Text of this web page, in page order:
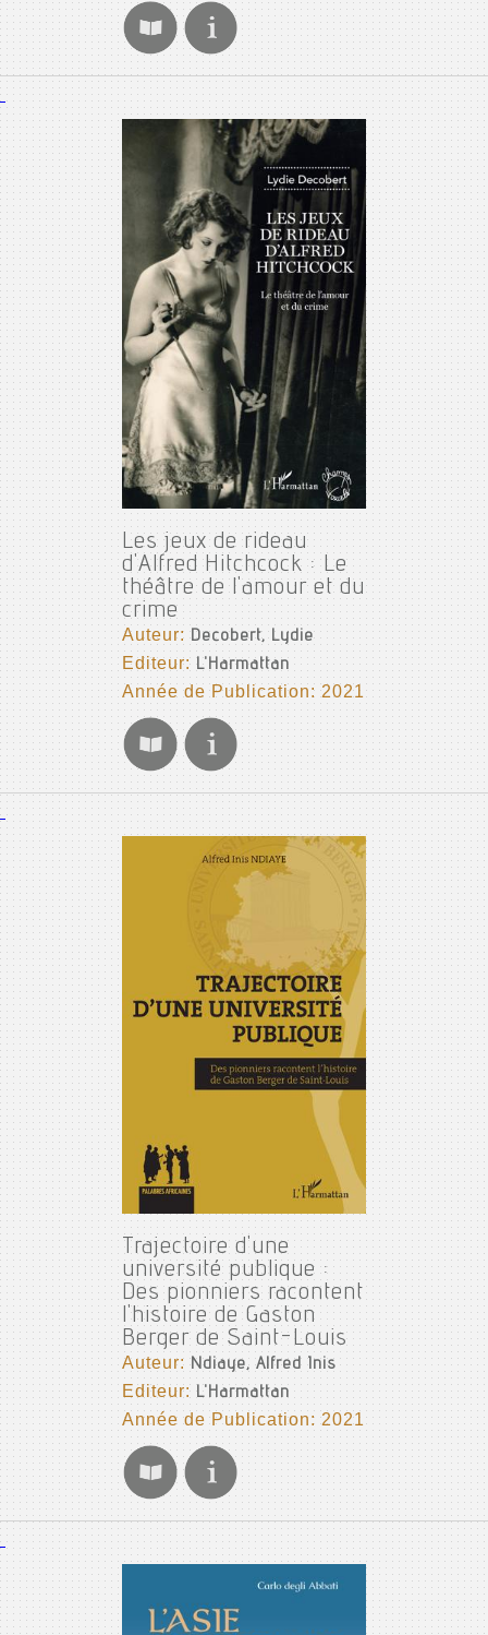
Les jeux de rideau
d'Alfred Hitchcock : Le
théâtre de l'amour et du
crime
Auteur:Decobert, Lydie
Editeur: L'Harmattan
Année de Publication: 2021
Trajectoire d'une
université publique :
Des pionniers racontent
l'histoire de Gaston
Berger de Saint-Louis
Auteur:Ndiaye, Alfred Inis
Editeur: L'Harmattan
Année de Publication: 2021